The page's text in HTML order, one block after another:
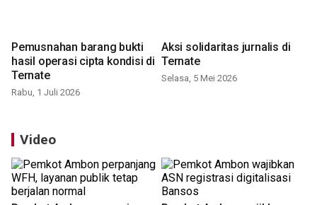
Pemusnahan barang bukti
hasil operasi cipta kondisi di
Ternate
Rabu, 1 Juli 2026
Aksi solidaritas jurnalis di
Ternate
Selasa, 5 Mei 2026
Video